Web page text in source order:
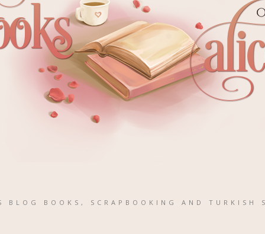
BLOG BOOKS, SCRAPBOOKING AND TURKISH